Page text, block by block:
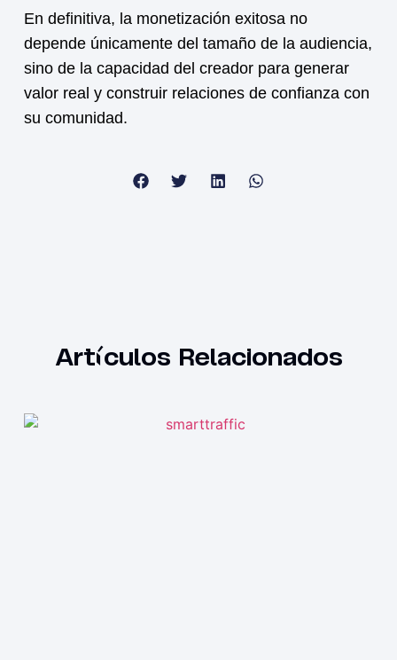
En definitiva, la monetización exitosa no
depende únicamente del tamaño de la audiencia,
sino de la capacidad del creador para generar
valor real y construir relaciones de confianza con
su comunidad.
Artículos Relacionados